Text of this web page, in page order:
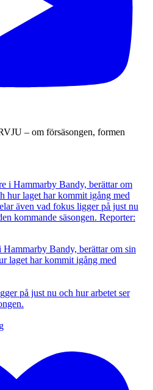
– om försäsongen, formen
Bandy, berättar om sin
laget har kommit igång med
på just nu och hur arbetet ser